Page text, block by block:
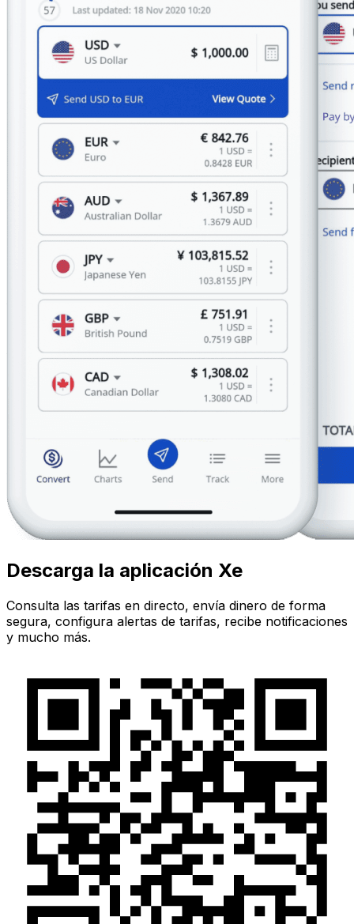
Descarga la aplicación Xe
Consulta las tarifas en directo, envía dinero de forma
segura, configura alertas de tarifas, recibe notificaciones
y mucho más.